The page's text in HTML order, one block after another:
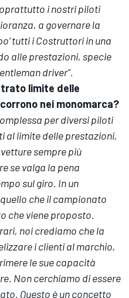
i nostri piloti
a governare la
tutti i Costruttori in una
alle prestazioni, specie
driver”.
limite delle
nei monomarca?
per diversi piloti
al limite delle prestazioni,
sempre più
se valga la pena
sul giro. In un
che il campionato
che viene proposto.
noi crediamo che la
i clienti al marchio,
le sue capacità
Non cerchiamo di essere
Questo è un concetto